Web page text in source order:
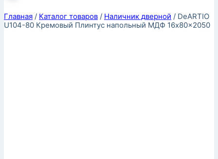
Главная / Каталог товаров / Наличник дверной / DeARTIO
U104-80 Кремовый Плинтус напольный МДФ 16x80x2050